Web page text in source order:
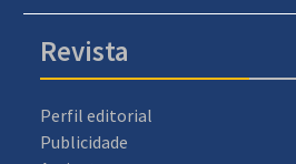
Revista
Perfil editorial
Publicidade